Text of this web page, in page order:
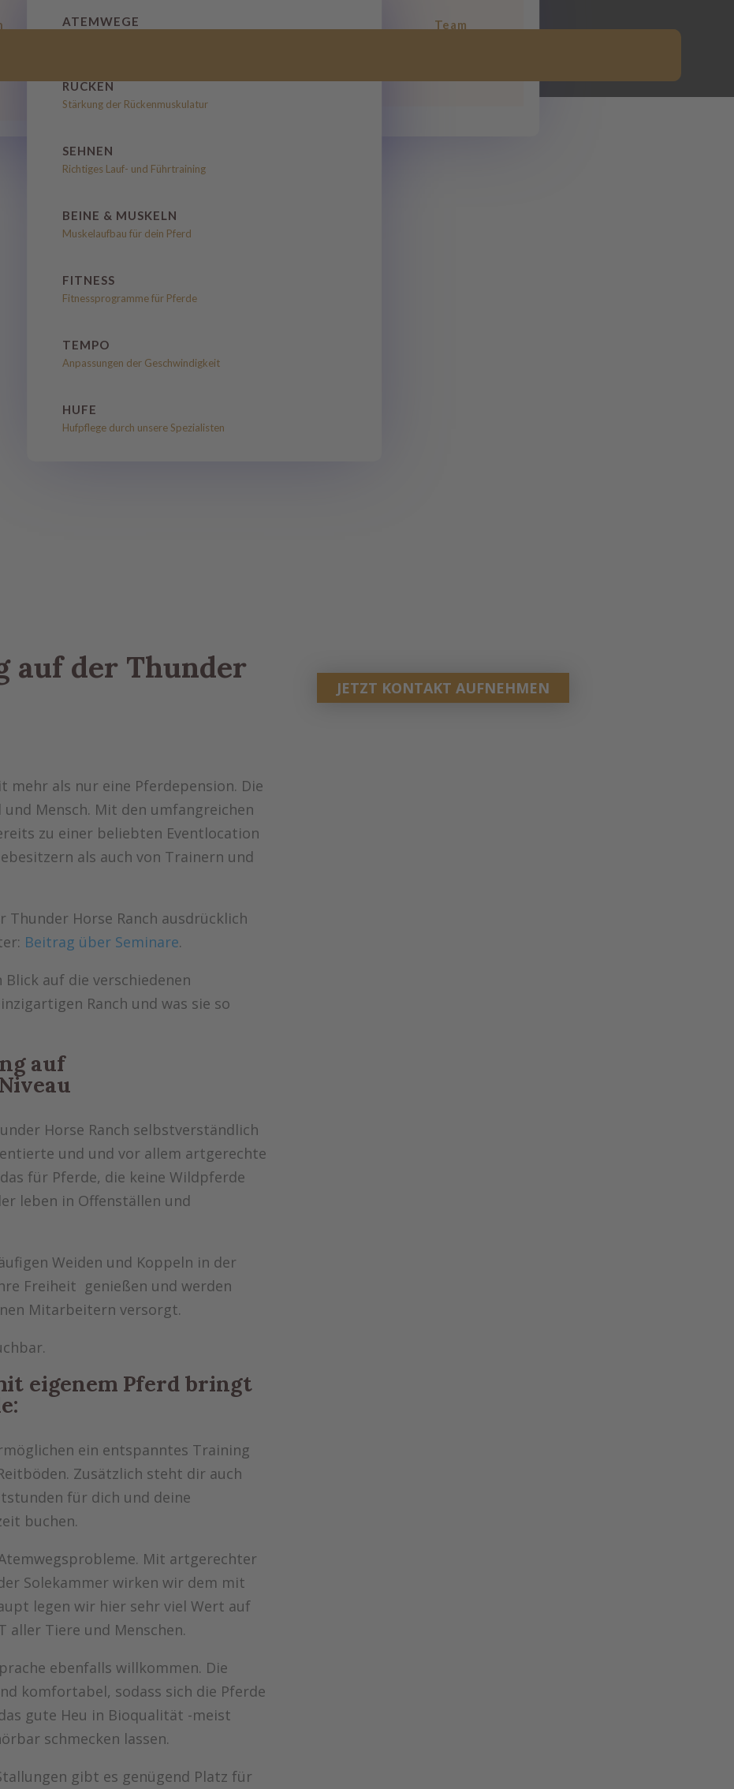
Anlagenutzung Team
Bodenarbeit und Gelassenheitstraining
Für Anfänger und Fortgeschrittene
ATEMWEGE
RÜCKEN
Stärkung der Rückenmuskulatur
SEHNEN
Richtiges Lauf- und Führtraining
BEINE & MUSKELN
Muskelaufbau für dein Pferd
FITNESS
Fitnessprogramme für Pferde
TEMPO
Anpassungen der Geschwindigkeit
HUFE
Hufpflege durch unsere Spezialisten
HORSE
auf der Thunder
mehr als nur eine Pferdepension. Die
Mensch. Mit den umfangreichen
zu einer beliebten Eventlocation
als auch von Trainern und
Horse Ranch ausdrücklich
Beitrag über Seminare.
auf die verschiedenen
Ranch und was sie so
auf
Horse Ranch selbstverständlich
und und vor allem artgerechte
für Pferde, die keine Wildpferde
leben in Offenställen und
Weiden und Koppeln in der
Freiheit genießen und werden
Mitarbeitern versorgt.
eigenem Pferd bringt
ein entspanntes Training
Zusätzlich steht dir auch
für dich und deine
buchen.
Mit artgerechter
Solekammer wirken wir dem mit
legen wir hier sehr viel Wert auf
aller Tiere und Menschen.
ebenfalls willkommen. Die
komfortabel, sodass sich die Pferde
gute Heu in Bioqualität -meist
schmecken lassen.
gibt es genügend Platz für
JETZT KONTAKT AUFNEHMEN